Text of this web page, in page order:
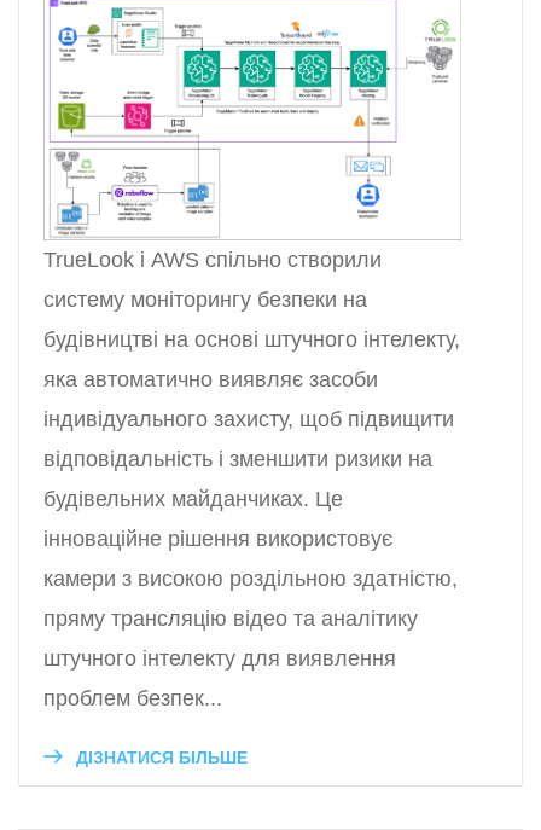
TrueLook і AWS спільно створили
систему моніторингу безпеки на
будівництві на основі штучного інтелекту,
яка автоматично виявляє засоби
індивідуального захисту, щоб підвищити
відповідальність і зменшити ризики на
будівельних майданчиках. Це
інноваційне рішення використовує
камери з високою роздільною здатністю,
пряму трансляцію відео та аналітику
штучного інтелекту для виявлення
проблем безпек...
ДІЗНАТИСЯ БІЛЬШЕ